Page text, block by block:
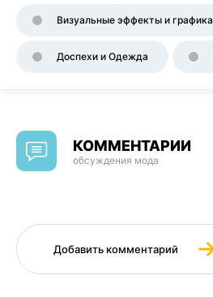
Визуальные эффекты и графика
Доспехи и Одежда
КОММЕНТАРИИ
обсуждения мода
Добавить комментарий